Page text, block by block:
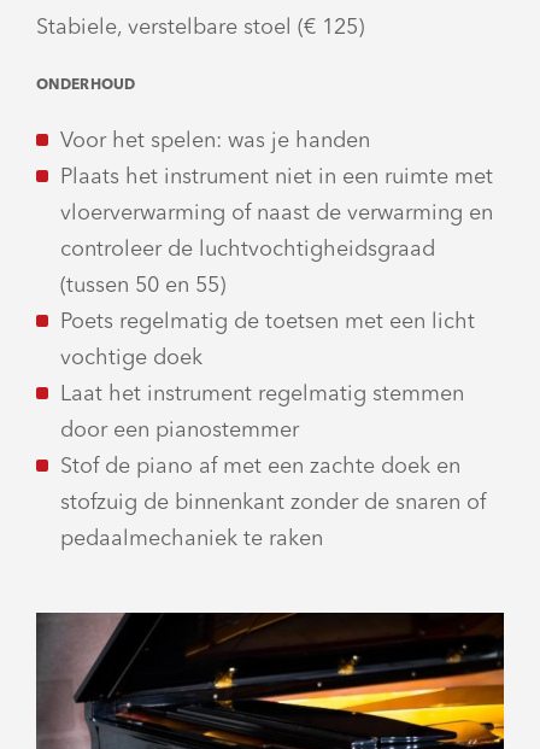
Stabiele, verstelbare stoel (€ 125)
ONDERHOUD
Voor het spelen: was je handen
Plaats het instrument niet in een ruimte met
vloerverwarming of naast de verwarming en
controleer de luchtvochtigheidsgraad
(tussen 50 en 55)
Poets regelmatig de toetsen met een licht
vochtige doek
Laat het instrument regelmatig stemmen
door een pianostemmer
Stof de piano af met een zachte doek en
stofzuig de binnenkant zonder de snaren of
pedaalmechaniek te raken